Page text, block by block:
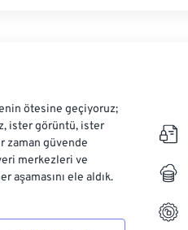
ötesine geçiyoruz;
ister görüntü, ister
zaman güvende
merkezleri ve
ele aldık.